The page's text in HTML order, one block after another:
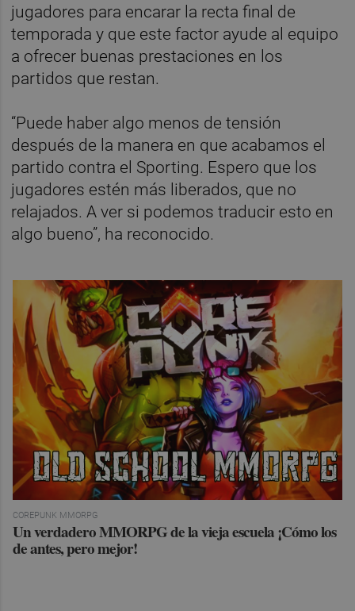
jugadores para encarar la recta final de
temporada y que este factor ayude al equipo
a ofrecer buenas prestaciones en los
partidos que restan.
“Puede haber algo menos de tensión
después de la manera en que acabamos el
partido contra el Sporting. Espero que los
jugadores estén más liberados, que no
relajados. A ver si podemos traducir esto en
algo bueno”, ha reconocido.
COREPUNK MMORPG
Un verdadero MMORPG de la vieja escuela ¡Cómo los
de antes, pero mejor!